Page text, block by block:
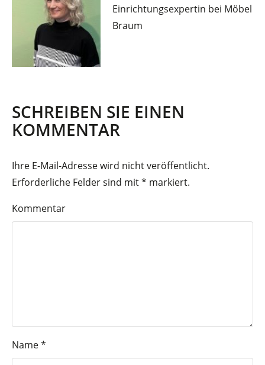
Einrichtungsexpertin bei Möbel
Braum
SCHREIBEN SIE EINEN
KOMMENTAR
Ihre E-Mail-Adresse wird nicht veröffentlicht.
Erforderliche Felder sind mit* markiert.
Kommentar
Name*